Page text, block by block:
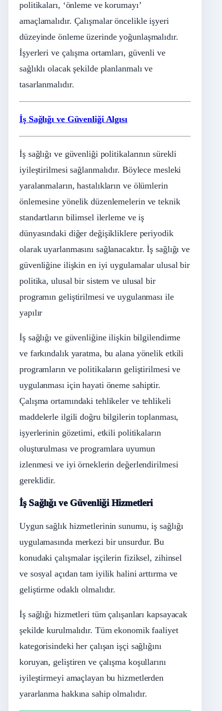
politikaları, ‘önleme ve korumayı’
amaçlamalıdır. Çalışmalar öncelikle işyeri
düzeyinde önleme üzerinde yoğunlaşmalıdır.
İşyerleri ve çalışma ortamları, güvenli ve
sağlıklı olacak şekilde planlanmalı ve
tasarlanmalıdır.
İş Sağlığı ve Güvenliği Algısı
İş sağlığı ve güvenliği politikalarının sürekli
iyileştirilmesi sağlanmalıdır. Böylece mesleki
yaralanmaların, hastalıkların ve ölümlerin
önlemesine yönelik düzenlemelerin ve teknik
standartların bilimsel ilerleme ve iş
dünyasındaki diğer değişikliklere periyodik
olarak uyarlanmasını sağlanacaktır. İş sağlığı ve
güvenliğine ilişkin en iyi uygulamalar ulusal bir
politika, ulusal bir sistem ve ulusal bir
programın geliştirilmesi ve uygulanması ile
yapılır
İş sağlığı ve güvenliğine ilişkin bilgilendirme
ve farkındalık yaratma, bu alana yönelik etkili
programların ve politikaların geliştirilmesi ve
uygulanması için hayati öneme sahiptir.
Çalışma ortamındaki tehlikeler ve tehlikeli
maddelerle ilgili doğru bilgilerin toplanması,
işyerlerinin gözetimi, etkili politikaların
oluşturulması ve programlara uyumun
izlenmesi ve iyi örneklerin değerlendirilmesi
gereklidir.
İş Sağlığı ve Güvenliği Hizmetleri
Uygun sağlık hizmetlerinin sunumu, iş sağlığı
uygulamasında merkezi bir unsurdur. Bu
konudaki çalışmalar işçilerin fiziksel, zihinsel
ve sosyal açıdan tam iyilik halini arttırma ve
geliştirme odaklı olmalıdır.
İş sağlığı hizmetleri tüm çalışanları kapsayacak
şekilde kurulmalıdır. Tüm ekonomik faaliyet
kategorisindeki her çalışan işçi sağlığını
koruyan, geliştiren ve çalışma koşullarını
iyileştirmeyi amaçlayan bu hizmetlerden
yararlanma hakkına sahip olmalıdır.